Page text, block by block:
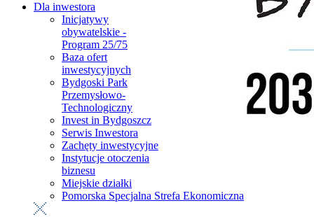
Dla inwestora
Inicjatywy
obywatelskie -
Program 25/75
Baza ofert
inwestycyjnych
Bydgoski Park
Przemysłowo-
Technologiczny
Invest in Bydgoszcz
Serwis Inwestora
Zachęty inwestycyjne
Instytucje otoczenia
biznesu
Miejskie działki
Pomorska Specjalna Strefa Ekonomiczna